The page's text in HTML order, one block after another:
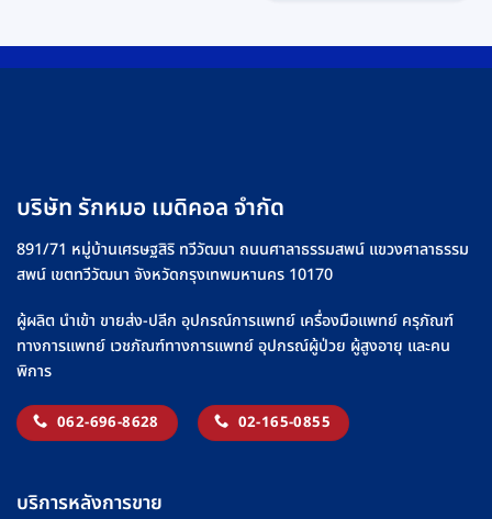
บริษัท รักหมอ เมดิคอล จำกัด
891/71 หมู่บ้านเศรษฐสิริ ทวีวัฒนา ถนนศาลาธรรมสพน์ แขวงศาลาธรรม
สพน์ เขตทวีวัฒนา จังหวัดกรุงเทพมหานคร 10170
ผู้ผลิต นำเข้า ขายส่ง-ปลีก อุปกรณ์การแพทย์ เครื่องมือแพทย์ ครุภัณฑ์
ทางการแพทย์ เวชภัณฑ์ทางการแพทย์ อุปกรณ์ผู้ป่วย ผู้สูงอายุ และคน
พิการ
062-696-8628 02-165-0855
บริการหลังการขาย